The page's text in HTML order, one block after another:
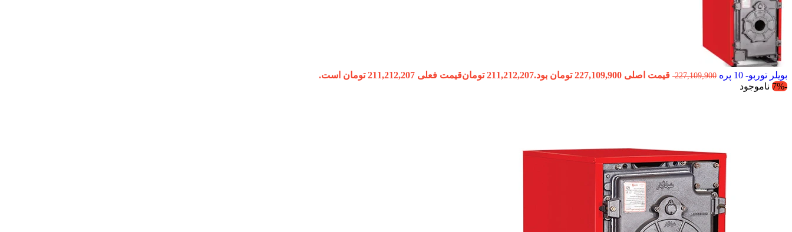
بویلر توربو- 10 پره 227,109,900 قیمت اصلی 227,109,900 تومان بود. 211,212,207 تومانقیمت فعلی 211,212,207 تومان است.
-7%
ناموجود